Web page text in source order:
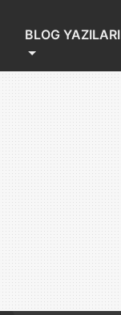
BLOG YAZILARI